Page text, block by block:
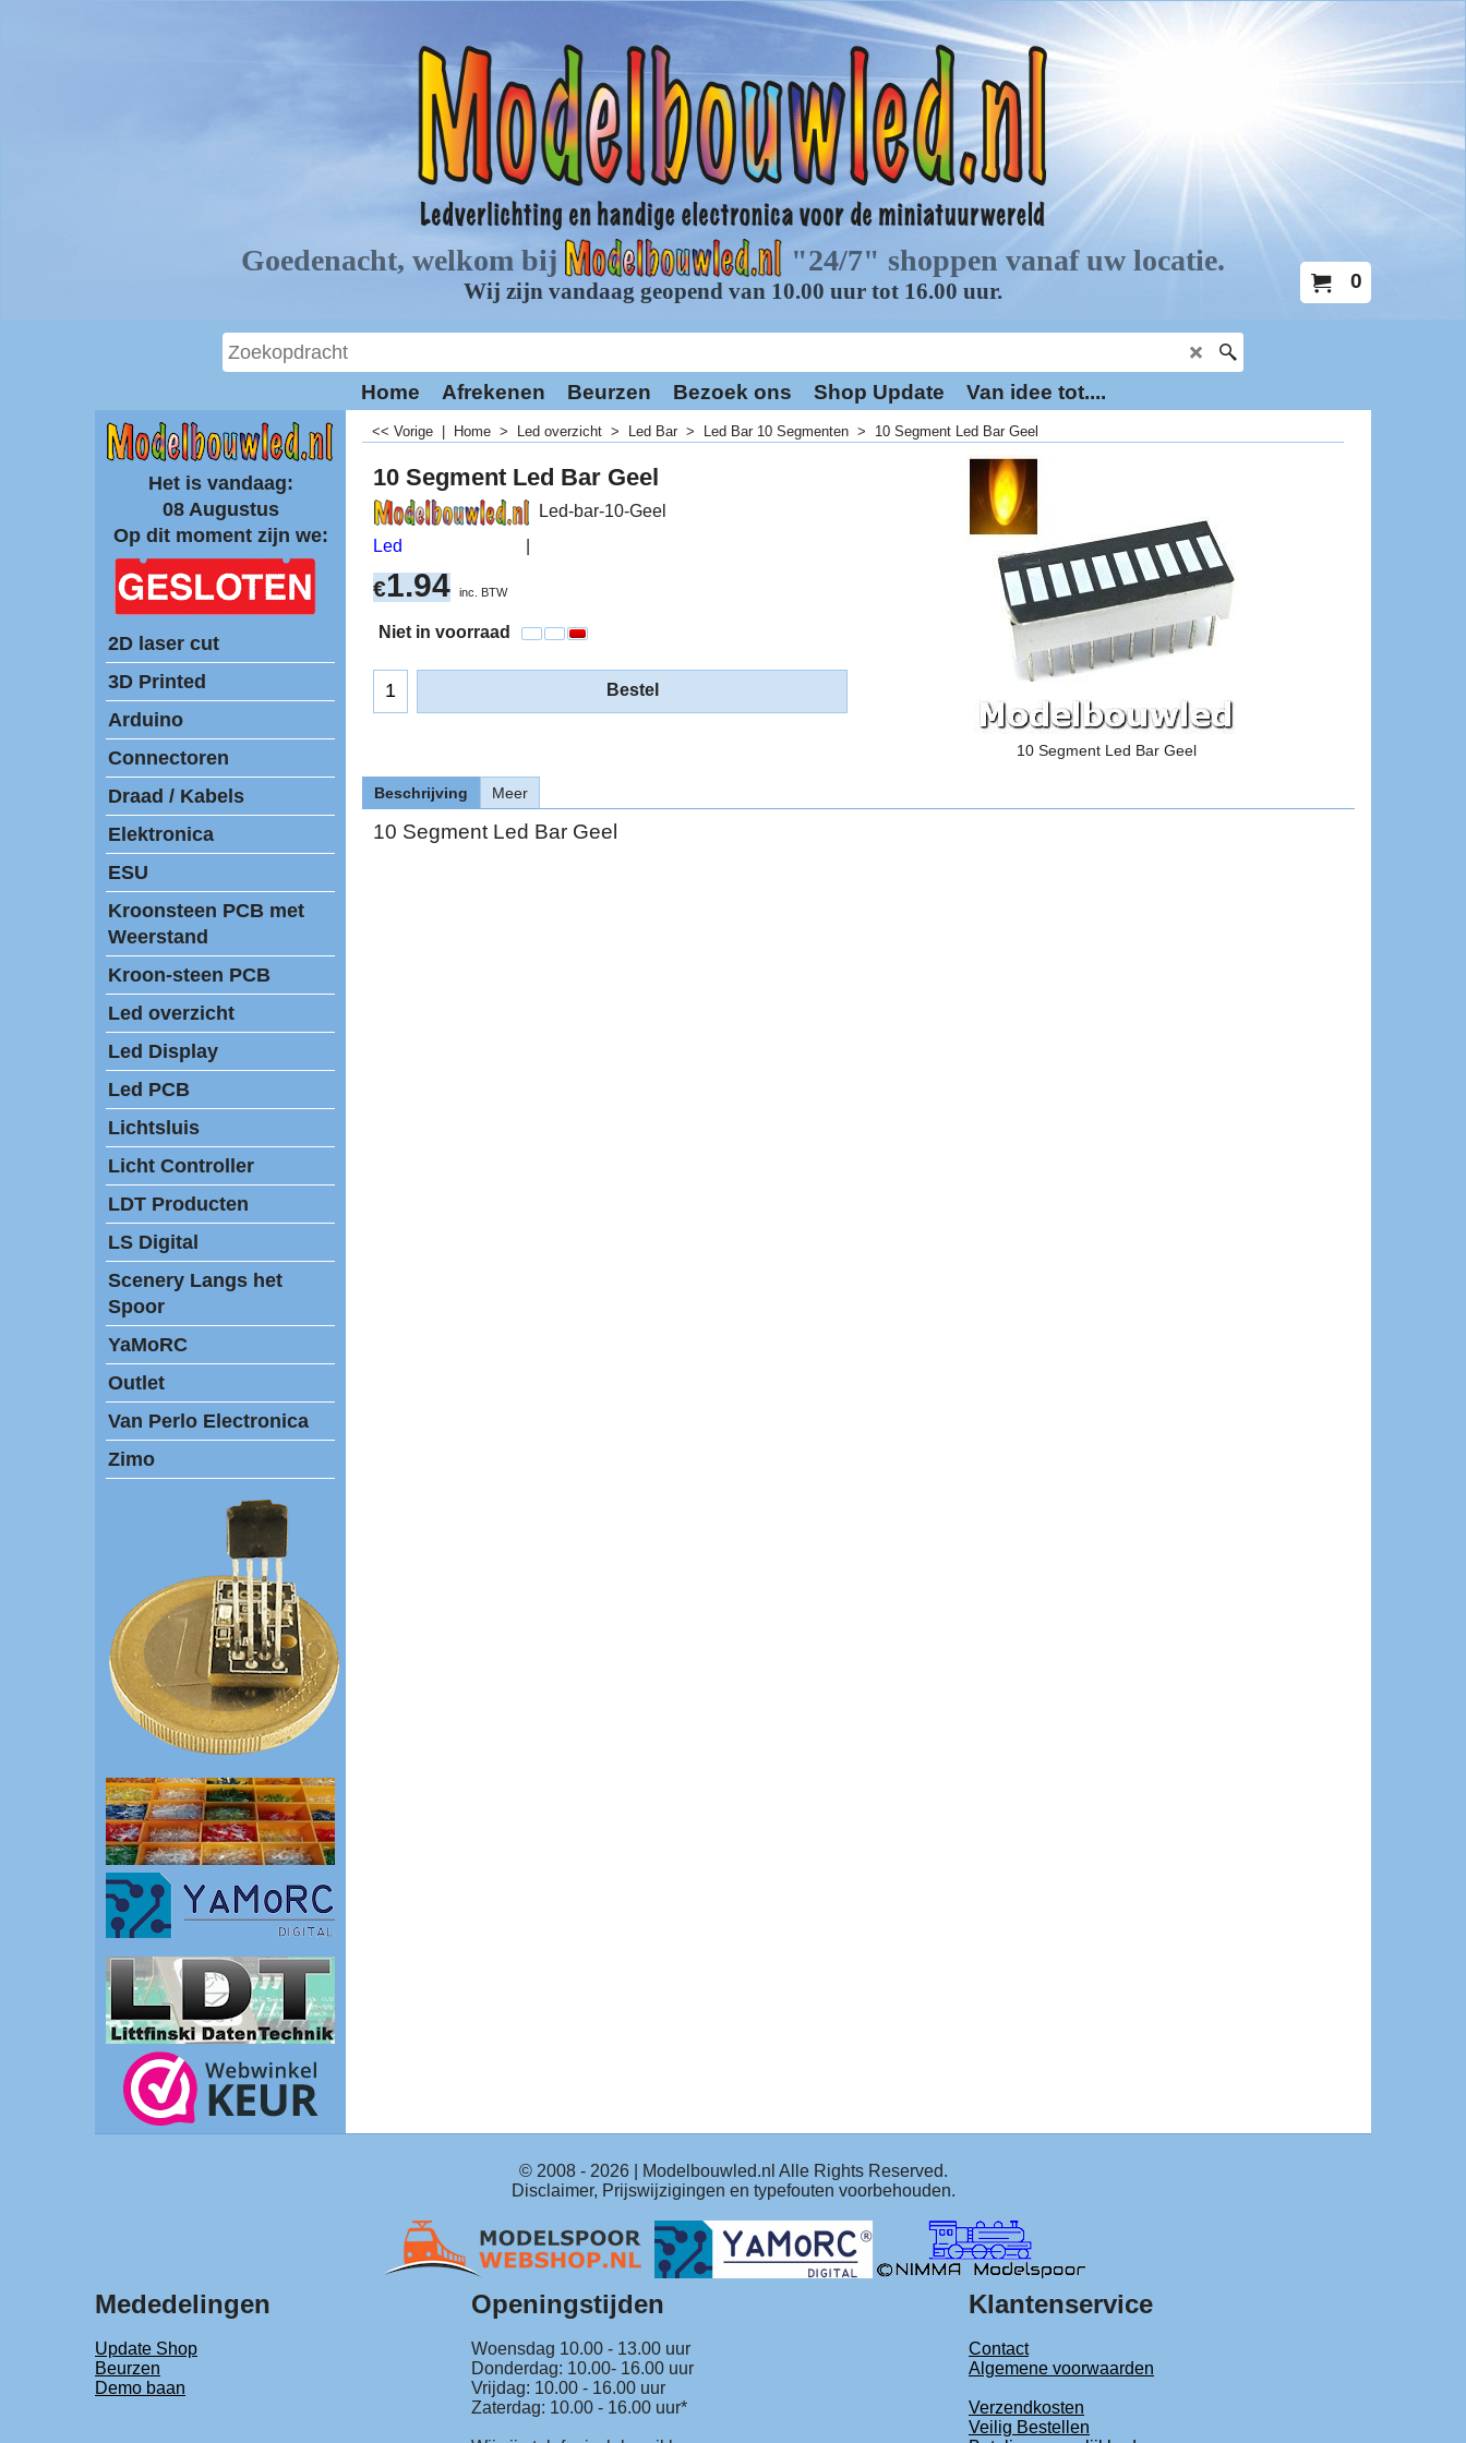
0
Home Afrekenen Beurzen Bezoek ons Shop Update Van idee tot....
Het is vandaag:
08 Augustus
Op dit moment zijn we:
2D laser cut
3D Printed
Arduino
Connectoren
Draad / Kabels
Elektronica
ESU
Kroonsteen PCB met
Weerstand
Kroon-steen PCB
Led overzicht
Led Display
Led PCB
Lichtsluis
Licht Controller
LDT Producten
LS Digital
Scenery Langs het
Spoor
YaMoRC
Outlet
Van Perlo Electronica
Zimo
<< Vorige Home > Led overzicht > Led Bar > Led Bar 10 Segmenten > 10 Segment Led Bar Geel
10 Segment Led Bar Geel
10 Segment Led Bar Geel
Led
Led-bar-10-Geel
€1.94 inc. BTW
Niet in voorraad
Bestel
Beschrijving Meer
10 Segment Led Bar Geel
© 2008 - 2026| Modelbouwled.nl Alle Rights Reserved.
Disclaimer, Prijswijzigingen en typefouten voorbehouden.
Mededelingen Openingstijden Klantenservice
Update Shop Woensdag 10.00 - 13.00 uur
Contact
Beurzen
Donderdag: 10.00- 16.00 uur
Algemene voorwaarden
Demo baan
Vrijdag: 10.00 - 16.00 uur
Zaterdag: 10.00 - 16.00 uur*
Verzendkosten
Veilig Bestellen